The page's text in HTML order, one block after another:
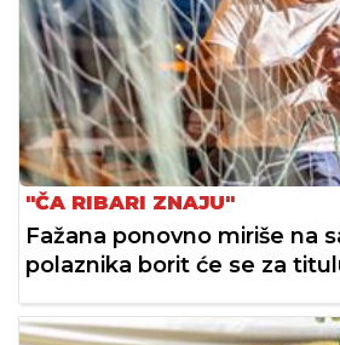
"ČA RIBARI ZNAJU"
Fažana ponovno miriše na
polaznika borit će se za